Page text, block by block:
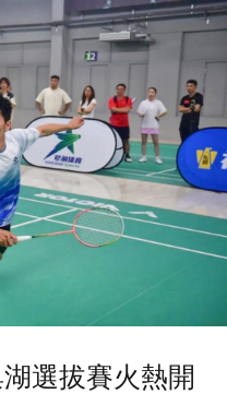
選拔賽火熱開